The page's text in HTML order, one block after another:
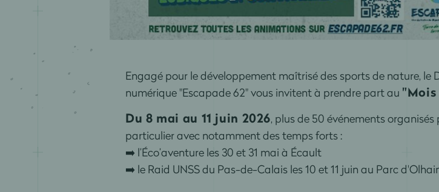
Engagé pour le développement maîtrisé des sports de nature,
numérique "Escapade 62" vous invitent à prendre part au
Du 8 mai au 11 juin 2026, plus de 50 événements
particulier avec notamment des temps forts :
➡️ l’Éco’aventure les 30 et 31 mai à Écault
➡️ le Raid UNSS du Pas-de-Calais les 10 et 11 juin au Parc